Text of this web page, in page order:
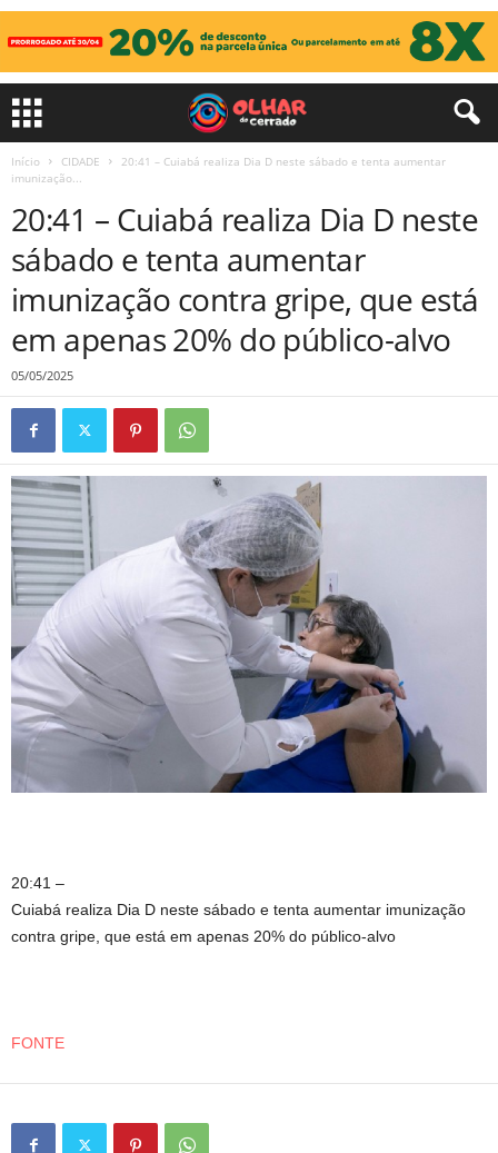
Início CIDADE
20:41 – Cuiabá realiza Dia D neste sábado e tenta aumentar
imunização...
20:41 – Cuiabá realiza Dia D neste
sábado e tenta aumentar
imunização contra gripe, que está
em apenas 20% do público-alvo
05/05/2025
20:41 –
Cuiabá realiza Dia D neste sábado e tenta aumentar imunização
contra gripe, que está em apenas 20% do público-alvo
FONTE